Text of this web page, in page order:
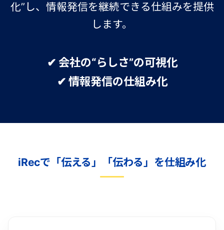
化”し、情報発信を継続できる仕組みを提供
します。
✔ 会社の“らしさ”の可視化
✔ 情報発信の仕組み化
iRecで「伝える」「伝わる」を仕組み化